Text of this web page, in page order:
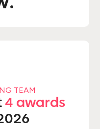
TEAM
4 awards